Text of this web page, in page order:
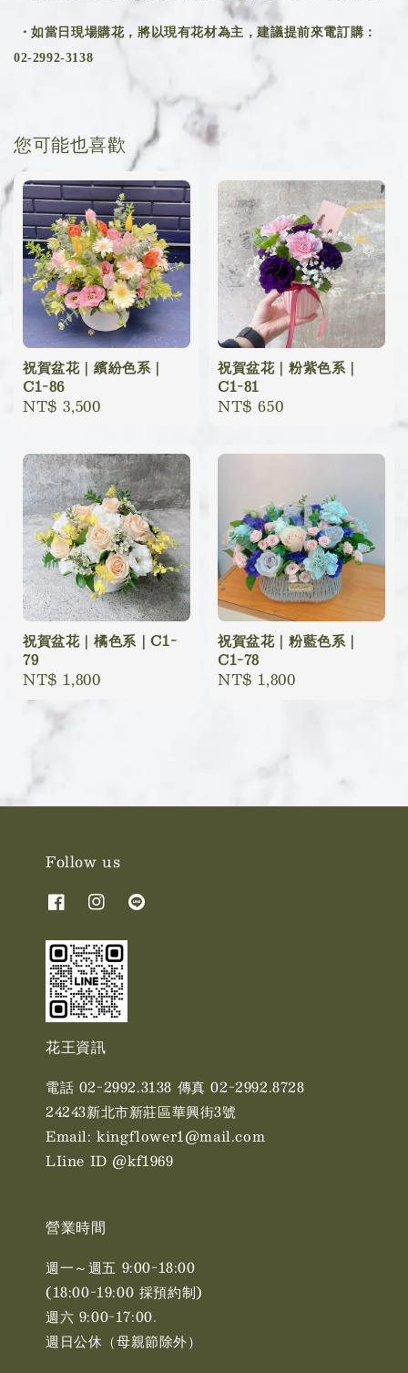
・如當日現場購花，將以現有花材為主，建議提前來電訂購：
02-2992-3138
您可能也喜歡
祝賀盆花｜繽紛色系｜
C1-86
Regular
NT$ 3,500
祝賀盆花｜粉紫色系｜
C1-81
Regular
NT$ 650
祝賀盆花｜橘色系｜C1-
79
Regular
price
NT$ 1,800
祝賀盆花｜粉藍色系｜
C1-78
Regular
NT$ 1,800
Follow us
花王資訊
電話 02-2992.3138 傳真 02-2992.8728
24243新北市新莊區華興街3號
Email: kingflower1@mail.com
LIine ID @kf1969
營業時間
週一～週五 9:00-18:00
(18:00-19:00 採預約制)
週六 9:00-17:00. ​​
週日公休（母親節除外）